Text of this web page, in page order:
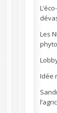
Les
Idée